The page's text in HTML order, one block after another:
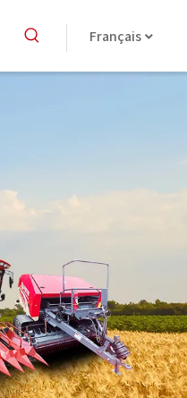
Français